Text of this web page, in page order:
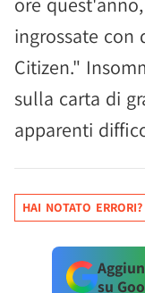
ingrossate con
Citizen."
sulla carta di
apparenti
HAI NOTATO ERRORI?
su